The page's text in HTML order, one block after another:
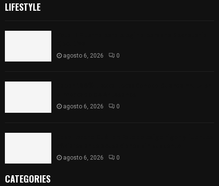
LIFESTYLE
agosto 6, 2026 0
agosto 6, 2026 0
agosto 6, 2026 0
CATEGORIES